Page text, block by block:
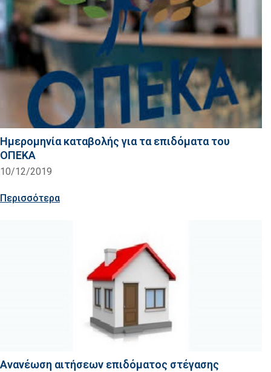
Hμερομηνία καταβολής για τα επιδόματα του
ΟΠΕΚΑ
10/12/2019
Περισσότερα
Ανανέωση αιτήσεων επιδόματος στέγασης